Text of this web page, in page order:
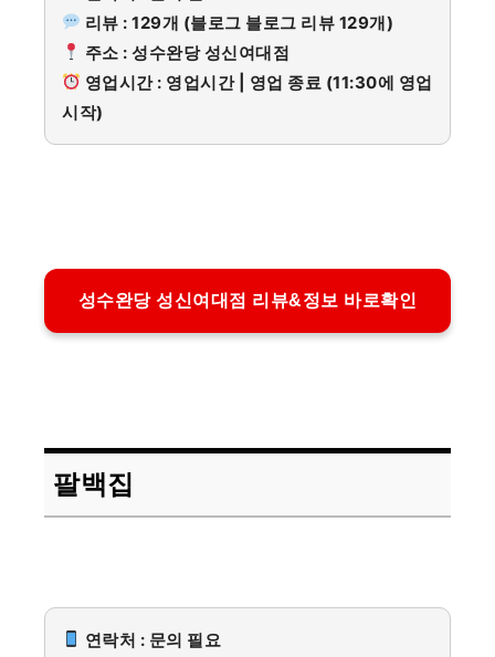
리뷰 : 129개 (블로그 블로그 리뷰 129개)
주소 : 성수완당 성신여대점
영업시간 : 영업시간 | 영업 종료 (11:30에 영업
시작)
성수완당 성신여대점 리뷰&정보 바로확인
팔백집
연락처 : 문의 필요